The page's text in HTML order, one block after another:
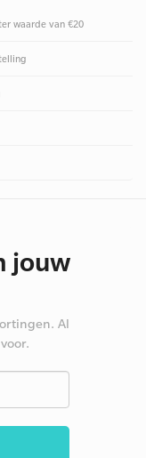
waarde van €20
jouw
Al